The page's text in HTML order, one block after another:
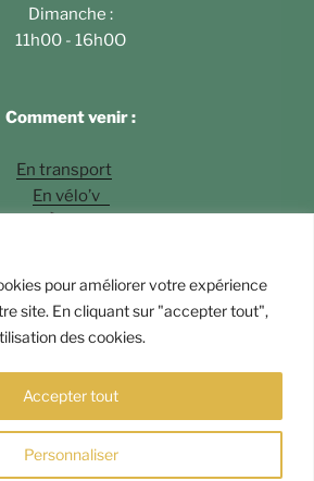
pour améliorer votre expérience
site. En cliquant sur "accepter tout",
des cookies.
Personnaliser
Accepter tout
Dimanche :
11h00 - 16h0O
Comment venir :
En transport
En vélo’v
Photos ©Fossette Andrey Langlois
WordPress